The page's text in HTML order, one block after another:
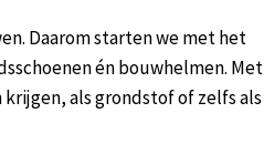
Daarom starten we met het
én bouwhelmen. Met
als grondstof of zelfs als